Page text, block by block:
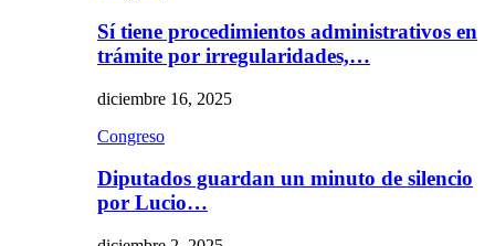
Sí tiene procedimientos administrativos en
trámite por irregularidades,…
diciembre 16, 2025
Congreso
Diputados guardan un minuto de silencio
por Lucio…